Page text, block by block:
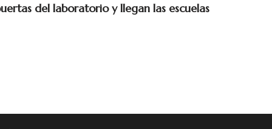
del laboratorio y llegan las escuelas